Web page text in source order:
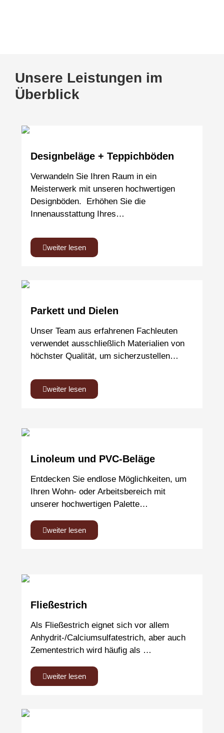
Unsere Leistungen im
Überblick
Designbeläge + Teppichböden
Verwandeln Sie Ihren Raum in ein
Meisterwerk mit unseren hochwertigen
Designböden. Erhöhen Sie die
Innenausstattung Ihres…
weiter lesen
Parkett und Dielen
Unser Team aus erfahrenen Fachleuten
verwendet ausschließlich Materialien von
höchster Qualität, um sicherzustellen…
weiter lesen
Linoleum und PVC-Beläge
Entdecken Sie endlose Möglichkeiten, um
Ihren Wohn- oder Arbeitsbereich mit
unserer hochwertigen Palette…
weiter lesen
Fließestrich
Als Fließestrich eignet sich vor allem
Anhydrit-/Calciumsulfatestrich, aber auch
Zementestrich wird häufig als …
weiter lesen